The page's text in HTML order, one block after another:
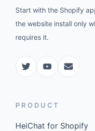
Start with the Shopify
the website install only
requires it.
PRODUCT
HeiChat for Shopify